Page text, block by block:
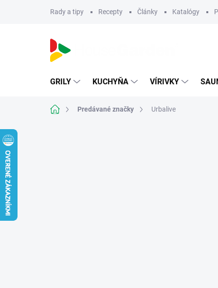
Rady a tipy Recepty Články Katalógy
GRILY KUCHYŇA VÍRIVKY
DomovPredávané značky Urbalive